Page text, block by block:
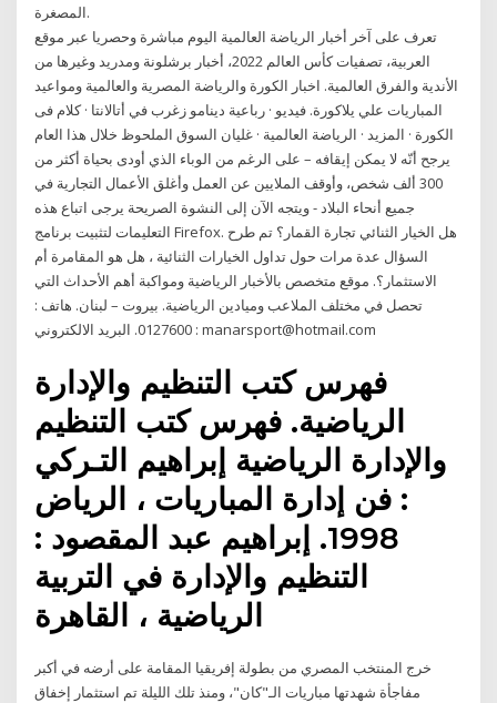
المصغرة.
تعرف على آخر أخبار الرياضة العالمية اليوم مباشرة وحصريا عبر موقع
العربية، تصفيات كأس العالم 2022، أخبار برشلونة ومدريد وغيرها من
الأندية والفرق العالمية. اخبار الكورة والرياضة المصرية والعالمية ومواعيد
المباريات علي يلاكورة. فيديو · رباعية دينامو زغرب في أتالانتا · كلام فى
الكورة · المزيد · الرياضة العالمية · غليان السوق الملحوظ خلال هذا العام
يرجح أنّه لا يمكن إيقافه – على الرغم من الوباء الذي أودى بحياة أكثر من
300 ألف شخص، وأوقف الملايين عن العمل وأغلق الأعمال التجارية في
جميع أنحاء البلاد - ويتجه الآن إلى النشوة الصريحة يرجى اتباع هذه
التعليمات لتثبيت برنامج Firefox. هل الخيار الثنائي تجارة القمار؟ تم طرح
السؤال عدة مرات حول تداول الخيارات الثنائية ، هل هو المقامرة أم
الاستثمار؟. موقع متخصص بالأخبار الرياضية ومواكبة أهم الأحداث التي
تحصل في مختلف الملاعب وميادين الرياضية. بيروت – لبنان. هاتف :
0127600. البريد الالكتروني : manarsport@hotmail.com
فهرس كتب التنظيم والإدارة
الرياضية. فهرس كتب التنظيم
والإدارة الرياضية إبراهيم التـركي
: فن إدارة المباريات ، الرياض
1998. إبراهيم عبد المقصود :
التنظيم والإدارة في التربية
الرياضية ، القاهرة
خرج المنتخب المصري من بطولة إفريقيا المقامة على أرضه في أكبر
مفاجأة شهدتها مباريات الـ"كان"، ومنذ تلك الليلة تم استثمار إخفاق